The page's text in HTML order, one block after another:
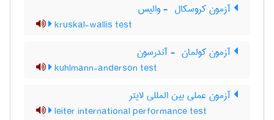
آزمون کروسکال ‎ - والیس
kruskal-wallis test
آزمون کولمان ‎ - آندرسون
kuhlmann-anderson test
آزمون عملی بین المللی لایتر
leiter international performance test